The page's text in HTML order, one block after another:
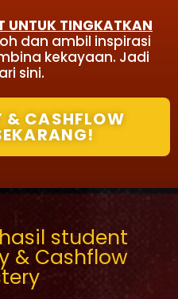
UNTUK TINGKATKAN
dan ambil inspirasi
kekayaan. Jadi
sini.
& CASHFLOW
student
& Cashflow